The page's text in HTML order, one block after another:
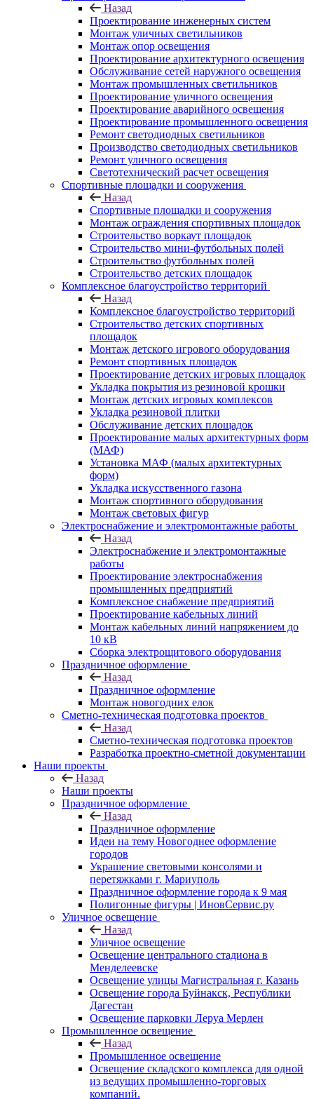
Назад
Проектирование инженерных систем
Монтаж уличных светильников
Монтаж опор освещения
Проектирование архитектурного освещения
Обслуживание сетей наружного освещения
Монтаж промышленных светильников
Проектирование уличного освещения
Проектирование аварийного освещения
Проектирование промышленного освещения
Ремонт светодиодных светильников
Производство светодиодных светильников
Ремонт уличного освещения
Светотехнический расчет освещения
Спортивные площадки и сооружения
Назад
Спортивные площадки и сооружения
Монтаж ограждения спортивных площадок
Строительство воркаут площадок
Строительство мини-футбольных полей
Строительство футбольных полей
Строительство детских площадок
Комплексное благоустройство территорий
Назад
Комплексное благоустройство территорий
Строительство детских спортивных
площадок
Монтаж детского игрового оборудования
Ремонт спортивных площадок
Проектирование детских игровых площадок
Укладка покрытия из резиновой крошки
Монтаж детских игровых комплексов
Укладка резиновой плитки
Обслуживание детских площадок
Проектирование малых архитектурных форм
(МАФ)
Установка МАФ (малых архитектурных
форм)
Укладка искусственного газона
Монтаж спортивного оборудования
Монтаж световых фигур
Электроснабжение и электромонтажные работы
Назад
Электроснабжение и электромонтажные
работы
Проектирование электроснабжения
промышленных предприятий
Комплексное снабжение предприятий
Проектирование кабельных линий
Монтаж кабельных линий напряжением до
10 кВ
Сборка электрощитового оборудования
Праздничное оформление
Назад
Праздничное оформление
Монтаж новогодних елок
Сметно-техническая подготовка проектов
Назад
Сметно-техническая подготовка проектов
Разработка проектно-сметной документации
Наши проекты
Назад
Наши проекты
Праздничное оформление
Назад
Праздничное оформление
Идеи на тему Новогоднее оформление
городов
Украшение световыми консолями и
перетяжками г. Мариуполь
Праздничное оформление города к 9 мая
Полигонные фигуры | ИновСервис.ру
Уличное освещение
Назад
Уличное освещение
Освещение центрального стадиона в
Менделеевске
Освещение улицы Магистральная г. Казань
Освещение города Буйнакск, Республики
Дагестан
Освещение парковки Леруа Мерлен
Промышленное освещение
Назад
Промышленное освещение
Освещение складского комплекса для одной
из ведущих промышленно-торговых
компаний.